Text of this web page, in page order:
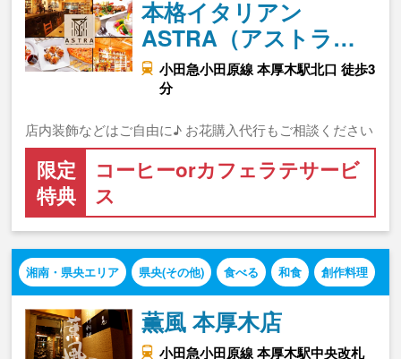
本格イタリアン
ASTRA（アストラ…
小田急小田原線 本厚木駅北口 徒歩3
分
店内装飾などはご自由に♪ お花購入代行もご相談ください
限定
特典
コーヒーorカフェラテサービ
ス
湘南・県央エリア 県央(その他) 食べる 和食 創作料理
薫風 本厚木店
小田急小田原線 本厚木駅中央改札